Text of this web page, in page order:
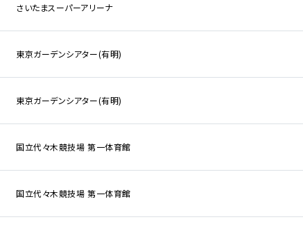
新着公演
さいたまスーパーアリーナ
東京ガーデンシアター(有明)
東京ガーデンシアター(有明)
国立代々木競技場 第一体育館
国立代々木競技場 第一体育館